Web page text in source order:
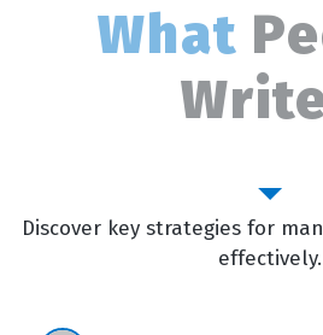
What
Discover key strategies for
effectively.